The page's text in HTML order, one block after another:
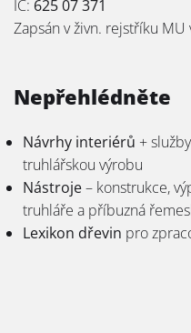
IČ: 625 07 371
Zapsán v živn. rejstříku MU
Nepřehlédněte
Návrhy interiérů +
truhlářskou výrobu
Nástroje– konstrukce,
truhláře a příbuzná
Lexikon dřevin pro